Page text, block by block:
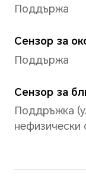
на